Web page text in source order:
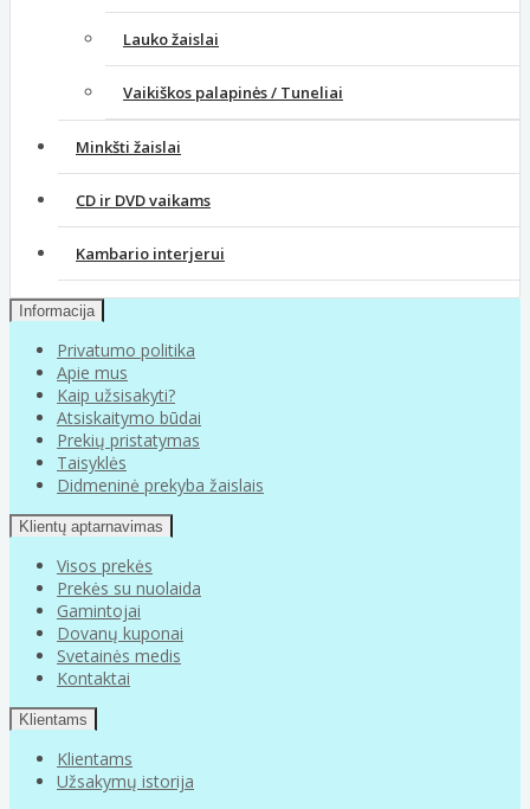
Lauko žaislai
Vaikiškos palapinės / Tuneliai
Minkšti žaislai
CD ir DVD vaikams
Kambario interjerui
Informacija
Privatumo politika
Apie mus
Kaip užsisakyti?
Atsiskaitymo būdai
Prekių pristatymas
Taisyklės
Didmeninė prekyba žaislais
Klientų aptarnavimas
Visos prekės
Prekės su nuolaida
Gamintojai
Dovanų kuponai
Svetainės medis
Kontaktai
Klientams
Klientams
Užsakymų istorija